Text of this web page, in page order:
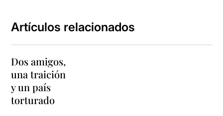
Artículos relacionados
Dos amigos,
una traición
y un país
torturado